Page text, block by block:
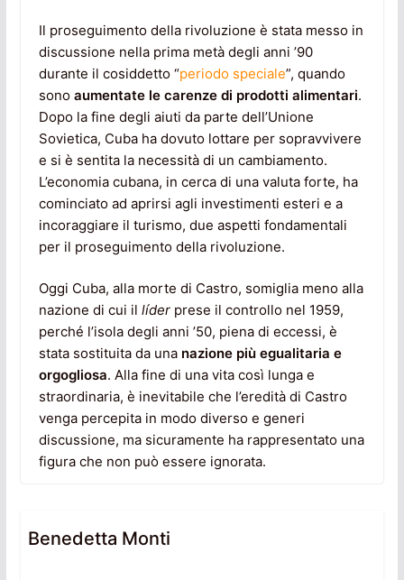
Il proseguimento della rivoluzione è stata messo in
discussione nella prima metà degli anni ’90
durante il cosiddetto “periodo speciale”, quando
sono aumentate le carenze di prodotti alimentari.
Dopo la fine degli aiuti da parte dell’Unione
Sovietica, Cuba ha dovuto lottare per sopravvivere
e si è sentita la necessità di un cambiamento.
L’economia cubana, in cerca di una valuta forte, ha
cominciato ad aprirsi agli investimenti esteri e a
incoraggiare il turismo, due aspetti fondamentali
per il proseguimento della rivoluzione.
Oggi Cuba, alla morte di Castro, somiglia meno alla
nazione di cui il líderprese il controllo nel 1959,
perché l’isola degli anni ’50, piena di eccessi, è
stata sostituita da una nazione più egualitaria e
orgogliosa. Alla fine di una vita così lunga e
straordinaria, è inevitabile che l’eredità di Castro
venga percepita in modo diverso e generi
discussione, ma sicuramente ha rappresentato una
figura che non può essere ignorata.
Benedetta Monti